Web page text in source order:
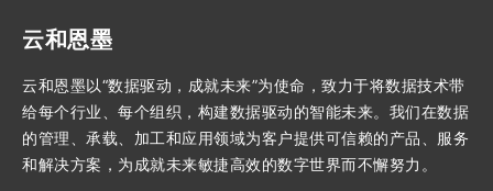
云和恩墨
云和恩墨以“数据驱动，成就未来”为使命，致力于将数据技术带
给每个行业、每个组织，构建数据驱动的智能未来。我们在数据
的管理、承载、加工和应用领域为客户提供可信赖的产品、服务
和解决方案，为成就未来敏捷高效的数字世界而不懈努力。